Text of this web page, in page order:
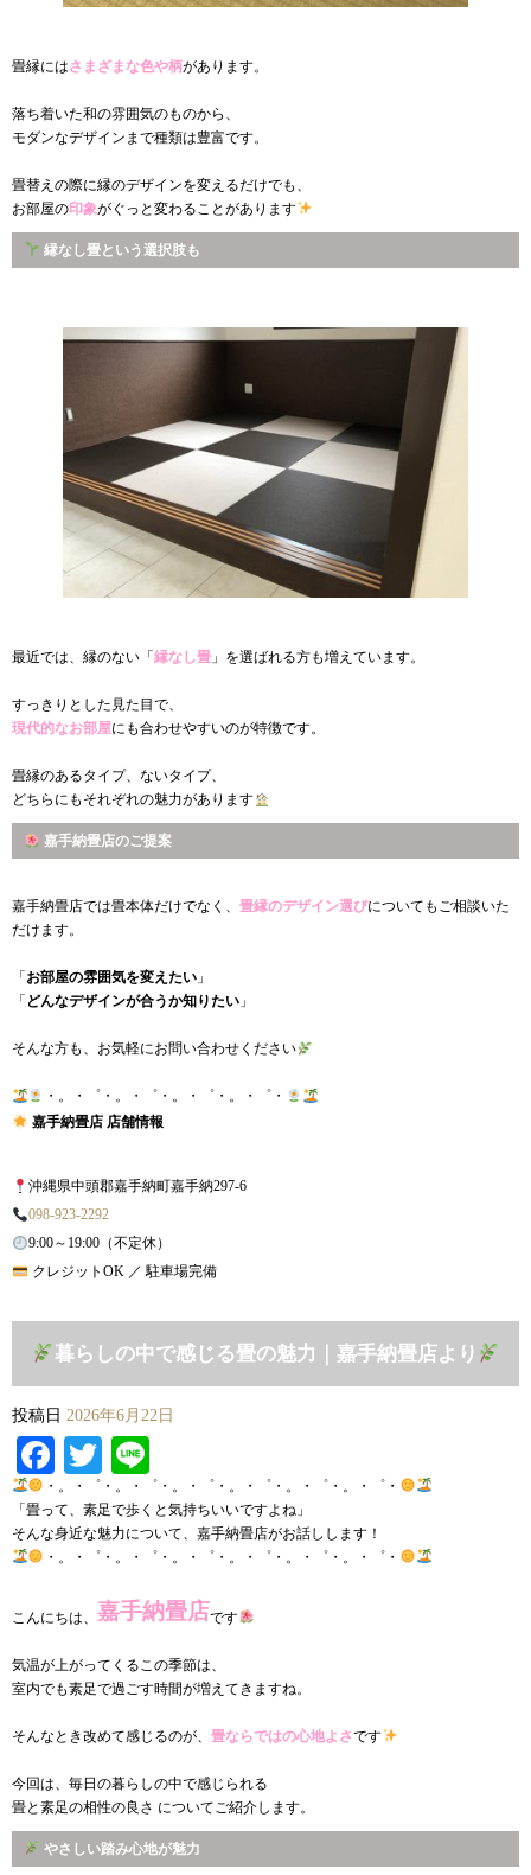
畳縁にはさまざまな色や柄があります。
落ち着いた和の雰囲気のものから、
モダンなデザインまで種類は豊富です。
畳替えの際に縁のデザインを変えるだけでも、
お部屋の印象がぐっと変わることがあります
縁なし畳という選択肢も
最近では、縁のない「 縁なし畳 」を選ばれる方も増えています。
すっきりとした見た目で、
現代的なお部屋にも合わせやすいのが特徴です。
畳縁のあるタイプ、ないタイプ、
どちらにもそれぞれの魅力があります
嘉手納畳店のご提案
嘉手納畳店では畳本体だけでなく、 畳縁のデザイン選びについてもご相談いた
だけます。
「 お部屋の雰囲気を変えたい 」
「 どんなデザインが合うか知りたい 」
そんな方も、お気軽にお問い合わせください
・。・゜・。・゜・。・゜・。・゜・
嘉手納畳店 店舗情報
沖縄県中頭郡嘉手納町嘉手納297-6
098-923-2292
9:00～19:00（不定休）
クレジットOK ／ 駐車場完備
暮らしの中で感じる畳の魅力｜嘉手納畳店より
投稿日 2026年6月22日
Facebook
Twitter
・。・゜・。・゜・。・゜・。・゜・。・゜・。・゜・
「畳って、素足で歩くと気持ちいいですよね」
そんな身近な魅力について、嘉手納畳店がお話しします！
・。・゜・。・゜・。・゜・。・゜・。・゜・。・゜・
こんにちは、 嘉手納畳店です
気温が上がってくるこの季節は、
室内でも素足で過ごす時間が増えてきますね。
そんなとき改めて感じるのが、 畳ならではの心地よさです
今回は、毎日の暮らしの中で感じられる
畳と素足の相性の良さ についてご紹介します。
やさしい踏み心地が魅力